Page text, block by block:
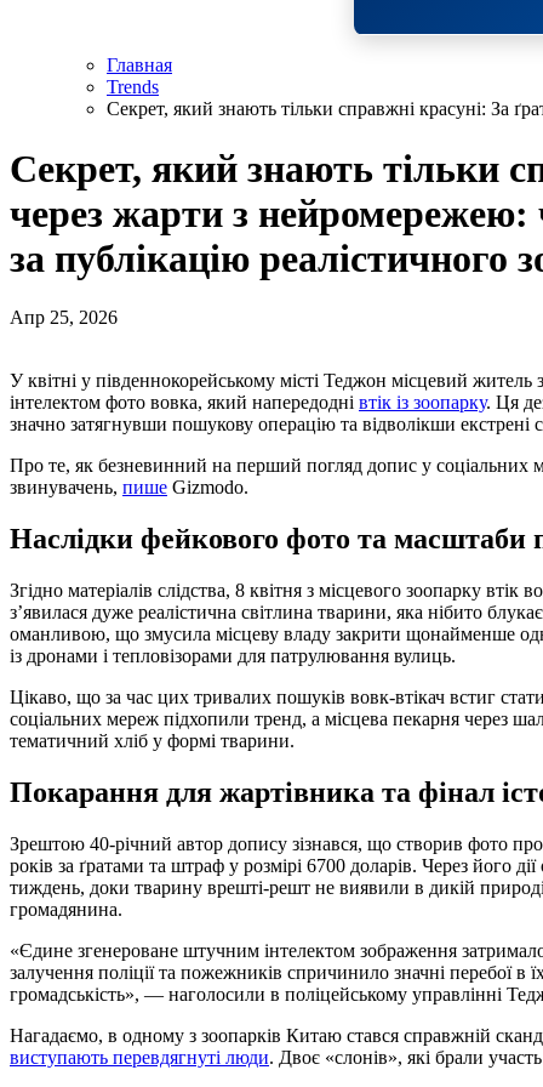
Главная
Trends
Секрет, який знають тільки справжні красуні: За
Секрет, який знають тільки
через жарти з нейромережею:
за публікацію реалістичного
Апр 25, 2026
У квітні у південнокорейському місті Теджон місцевий житель заради розваги поширив згенероване штучним
інтелектом фото вовка, який напередодні втік із зоопарку. Ця
значно затягнувши пошукову операцію та відволікши екстрені
Про те, як безневинний на перший погляд допис у соціальних
звинувачень, пише Gizmodo.
Наслідки фейкового фото та масштаби
Згідно матеріалів слідства, 8 квітня з місцевого зоопарку
з’явилася дуже реалістична світлина тварини, яка нібито
оманливою, що змусила місцеву владу закрити щонайменше
із дронами і тепловізорами для патрулювання вулиць.
Цікаво, що за час цих тривалих пошуків вовк-втікач встиг
соціальних мереж підхопили тренд, а місцева пекарня через
тематичний хліб у формі тварини.
Покарання для жартівника та фінал
Зрештою 40-річний автор допису зізнався, що створив фото
років за ґратами та штраф у розмірі 6700 доларів. Через його
тиждень, доки тварину врешті-решт не виявили в дикій
громадянина.
«Єдине згенероване штучним інтелектом зображення
залучення поліції та пожежників спричинило значні перебої в
громадськість», — наголосили в поліцейському управлінні
Нагадаємо, в одному з зоопарків Китаю стався справжній
виступають перевдягнуті люди. Двоє «слонів», які брали